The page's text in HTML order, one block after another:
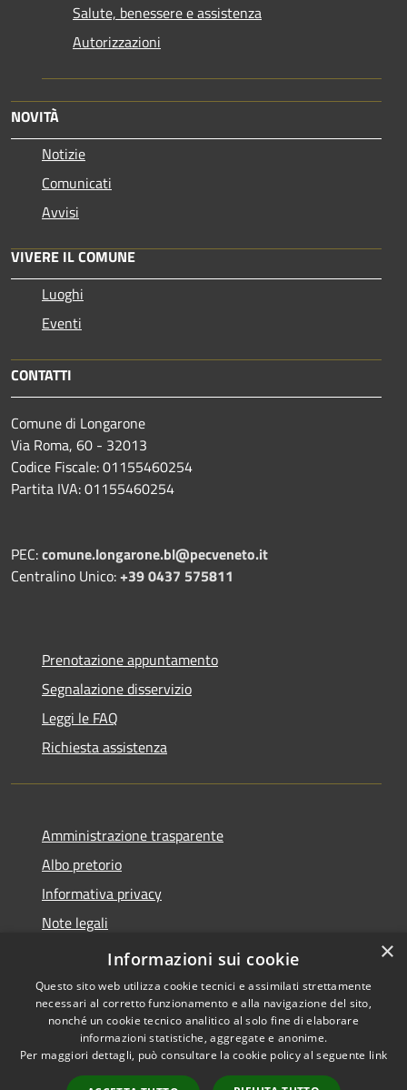
Salute, benessere e assistenza
Autorizzazioni
NOVITÀ
Notizie
Comunicati
Avvisi
VIVERE IL COMUNE
Luoghi
Eventi
CONTATTI
Comune di Longarone
Via Roma, 60 - 32013
Codice Fiscale: 01155460254
Partita IVA: 01155460254
PEC:comune.longarone.bl@pecveneto.it
Centralino Unico:+39 0437 575811
Prenotazione appuntamento
Segnalazione disservizio
Leggi le FAQ
Richiesta assistenza
Amministrazione trasparente
Albo pretorio
Informativa privacy
Note legali
Dichiarazione di accessibilità
Accessibilità
Copyright © 2026 • Comune di
Longarone • Powered by
×
Informazioni sui cookie
Questo sito web utilizza cookie tecnici e assimilati strettamente
necessari al corretto funzionamento e alla navigazione del sito,
nonché un cookie tecnico analitico al solo fine di elaborare
informazioni statistiche, aggregate e anonime.
Per maggiori dettagli, può consultare la cookie policy al seguente link